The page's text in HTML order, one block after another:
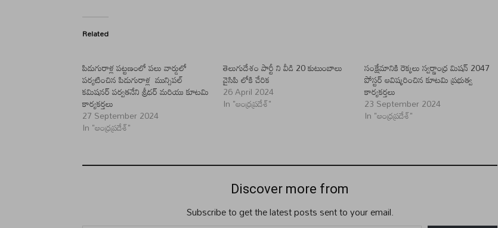
Related
పిడుగురాళ్ల పట్టణంలో పలు వార్డులో
పర్యటించిన పిడుగురాళ్ల మున్సిపల్
కమిషనర్ పర్వతనేని శ్రీధర్ మరియు కూటమి
కార్యకర్తలు
27 September 2024
In "ఆంధ్రప్రదేశ్"
తెలుగుదేశం పార్టీ ని వీడి 20 కుటుంబాలు
వైసిపి లోకి చేరిక
26 April 2024
In "ఆంధ్రప్రదేశ్"
సంక్షేమానికి రెక్కలు స్వర్ణాంధ్ర మిషన్ 2047
పోస్టర్ ఆవిష్కరించిన కూటమి ప్రభుత్వ
కార్యకర్తలు
23 September 2024
In "ఆంధ్రప్రదేశ్"
Discover more from
Subscribe to get the latest posts sent to your email.